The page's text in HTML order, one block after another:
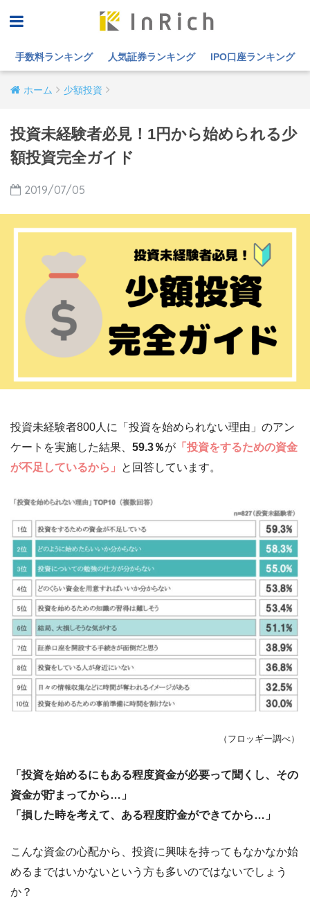
手数料ランキング 人気証券ランキング IPO口座ランキング
ホーム 少額投資
投資未経験者必見！1円から始められる少
額投資完全ガイド
2019/07/05
投資未経験者800人に「投資を始められない理由」のアン
ケートを実施した結果、 59.3％が 「投資をするための資金
が不足しているから」
と回答しています。
（フロッギー調べ）
「投資を始めるにもある程度資金が必要って聞くし、その
資金が貯まってから…」
「損した時を考えて、ある程度貯金ができてから…」
こんな資金の心配から、投資に興味を持ってもなかなか始
めるまではいかないという方も多いのではないでしょう
か？